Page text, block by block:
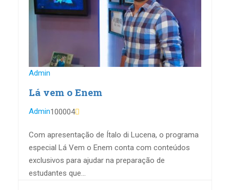
Admin
Lá vem o Enem
Admin100004
Com apresentação de Ítalo di Lucena, o programa
especial Lá Vem o Enem conta com conteúdos
exclusivos para ajudar na preparação de
estudantes que...